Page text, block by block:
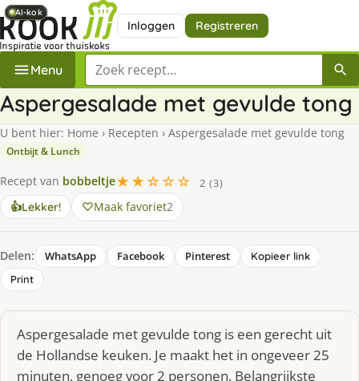
Inloggen Registreren
Menu Zoek een recept
Aspergesalade met gevulde tong
U bent hier: Home › Recepten › Aspergesalade met gevulde tong
Ontbijt & Lunch
Recept van bobbeltje★★☆☆☆
2 (3)
👍Lekker! Maak favoriet2
Delen: WhatsApp Facebook Pinterest
Kopieer link
Print
Aspergesalade met gevulde tong is een gerecht uit
de Hollandse keuken. Je maakt het in ongeveer 25
minuten, genoeg voor 2 personen. Belangrijkste
AI-kok
AI-kok
AI-kok
AI-kok
AI-kok